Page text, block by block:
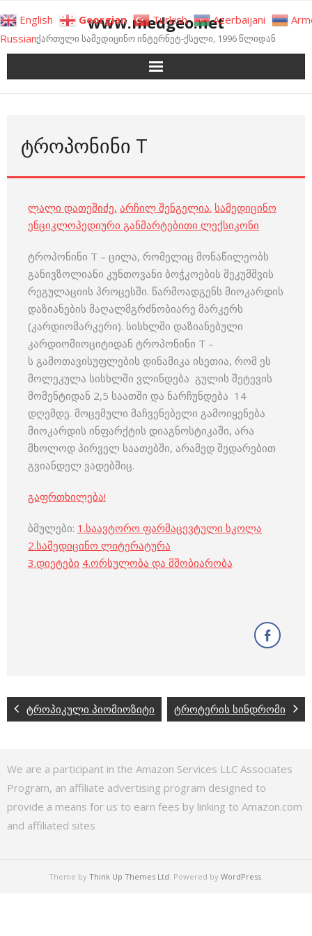
to
content
www.medgeo.net
ქართული სამედიცინო ინტერნეტ-ქსელი, 1996 წლიდან
ᲢᲠᲝᲞᲝᲜᲘᲜᲘ Т
ლალი დათეშიძე, არჩილ შენგელია. სამედიცინო
ენციკლოპედიური განმარტებითი ლექსიკონი
ტროპონინი Т – ცილა, რომელიც მონაწილეობს
განივზოლიანი კუნთოვანი ბოჭკოების შეკუმშვის
რეგულაციის პროცესში. წარმოადგენს მიოკარდის
დაზიანების მაღალმგრძნობიარე მარკერს
(კარდიომარკერი). სისხლში დაზიანებული
კარდიომიოციტიდან ტროპონინი Т –
ს გამოთავისუფლების დინამიკა ისეთია, რომ ეს
მოლეკულა სისხლში ვლინდება გულის შეტევის
მომენტიდან 2,5 საათში და ნარჩუნდება 14
დღემდე. მოცემული მაჩვენებელი გამოიყენება
მიოკარდის ინფარქტის დიაგნოსტიკაში, არა
მხოლოდ პირველ საათებში, არამედ შედარებით
გვიანდელ ვადებშიც.
გაფრთხილება!
ბმულები: 1.საავტორო ფარმაცევტული სკოლა
2.სამედიცინო ლიტერატურა
3.დიეტები 4.ორსულობა და მშობიარობა
ტროპიკული პიომიოზიტი ტროტერის სინდრომი
We are a participant in the Amazon Services LLC Associates
Program, an affiliate advertising program designed to
provide a means for us to earn fees by linking to Amazon.com
and affiliated sites
Theme by Think Up Themes Ltd. Powered by WordPress.
English Georgian Turkish Azerbaijani
Russian